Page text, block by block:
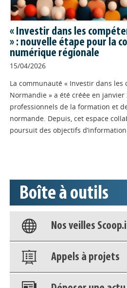
INSERTION //
Le
bilan de
La
un public
déployée,
communes du Nord-Cotentin.
POLITIQUES /
régionale
Visuels
la formation et à l’emploi en
nouvelle étape pour fédérer ses
l’innovation territoriale.
« Investir dans les
» : nouvelle étape pour la
numérique régionale
15/04/2026
La communauté « Investir dans les
Normandie » a été créée en janvier
professionnels de la formation et
normande. Depuis, cet espace
poursuit des objectifs
Boîte à outils
Appels à projets
Déposer une actu
Base
Nos veilles
Appels à projets